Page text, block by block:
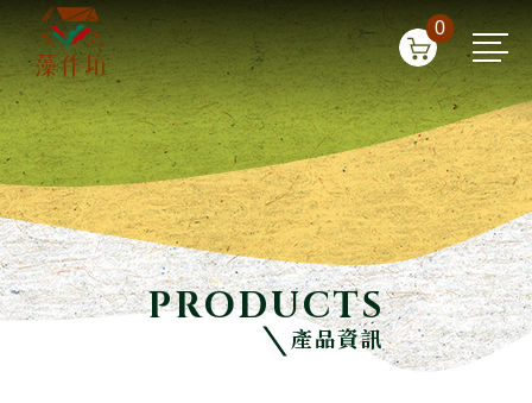
0
PRODUCTS
產品資訊